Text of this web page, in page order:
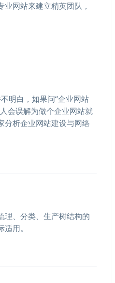
网站来建立精英团队，
明白，如果问“企业网站
会误解为做个企业网站就
分析企业网站建设与网络
理、分类、生产树结构的
用。